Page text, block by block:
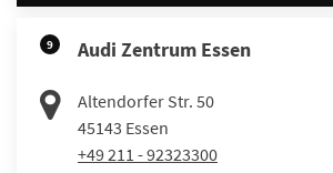
9 Audi Zentrum Essen
Altendorfer Str. 50
45143 Essen
+49 211 - 92323300